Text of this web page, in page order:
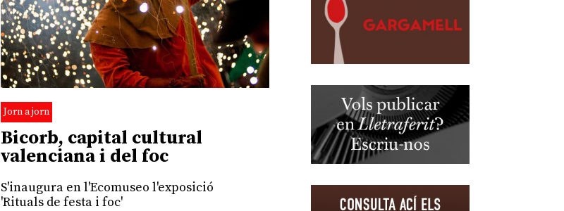
Jorn a jorn
Bicorb, capital cultural
valenciana i del foc
S'inaugura en l'Ecomuseo l'exposició
'Rituals de festa i foc'